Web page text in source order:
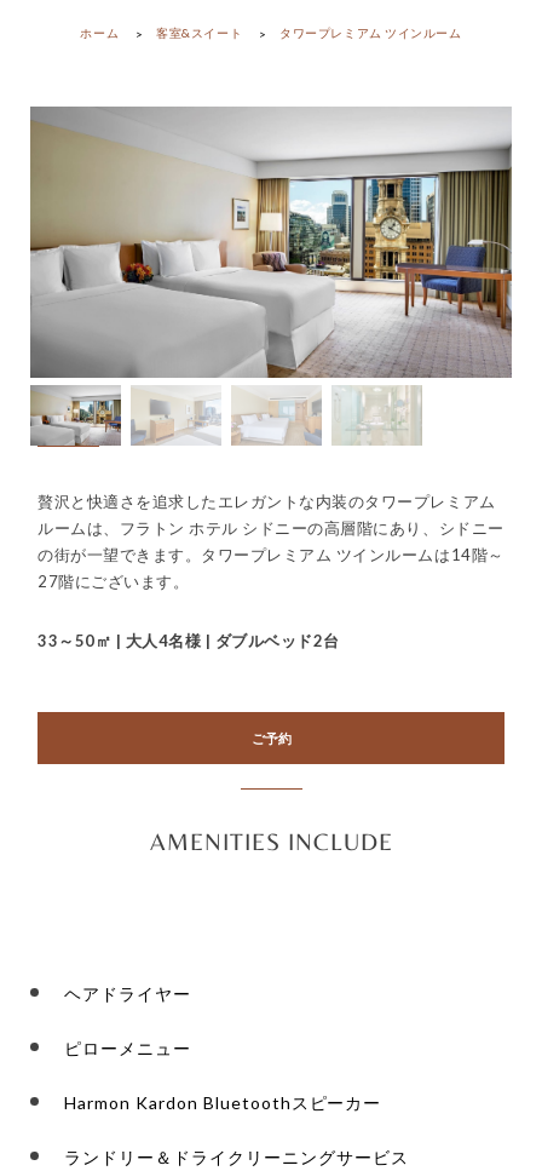
ホーム 客室&スイート タワープレミアム ツインルーム
贅沢と快適さを追求したエレガントな内装のタワープレミアム
ルームは、フラトン ホテル シドニーの高層階にあり、シドニー
の街が一望できます。タワープレミアム ツインルームは14階～
27階にございます。
33～50㎡ | 大人4名様 | ダブルベッド2台
ご予約
AMENITIES INCLUDE
ヘアドライヤー
ピローメニュー
Harmon Kardon Bluetoothスピーカー
ランドリー＆ドライクリーニングサービス